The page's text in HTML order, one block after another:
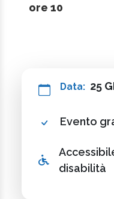
ore 10
Data: 25
Evento
disabilità